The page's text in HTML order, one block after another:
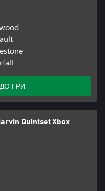
ГРИ
Quintset Xbox